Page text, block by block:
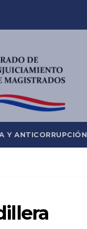
Y ANTICORRUPCIÓN